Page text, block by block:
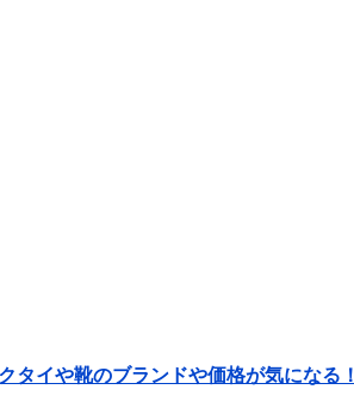
タイや靴のブランドや価格が気になる！